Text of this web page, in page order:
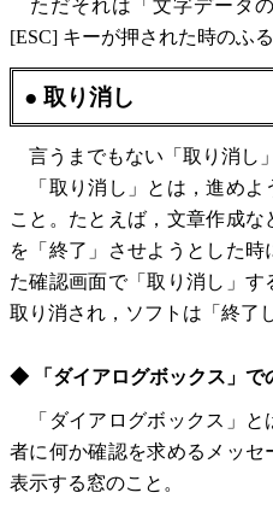
ただそれは「文字データ
[ESC] キーが押された時のふ
● 取り消し
言うまでもない「取り消し
「取り消し」とは，進めよ
こと。たとえば，文章作成
を「終了」させようとした
た確認画面で「取り消し」
取り消され，ソフトは「終了
◆ 「ダイアログボックス」で
「ダイアログボックス」と
者に何か確認を求めるメッ
表示する窓のこと。